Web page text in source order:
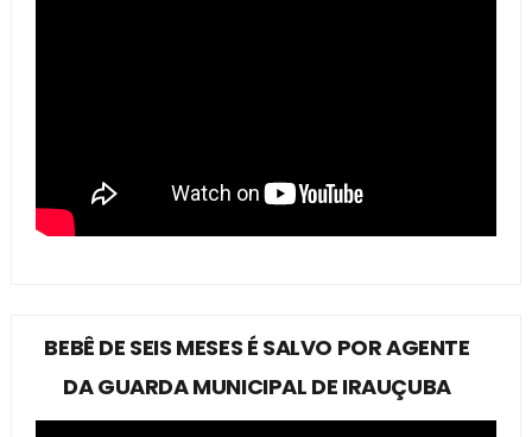
BEBÊ DE SEIS MESES É SALVO POR AGENTE
DA GUARDA MUNICIPAL DE IRAUÇUBA